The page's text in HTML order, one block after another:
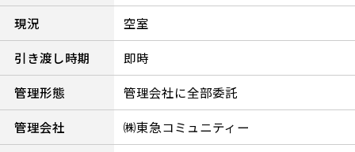
現況
空室
引き渡し時期
即時
管理形態
管理会社に全部委託
管理会社
㈱東急コミュニティー